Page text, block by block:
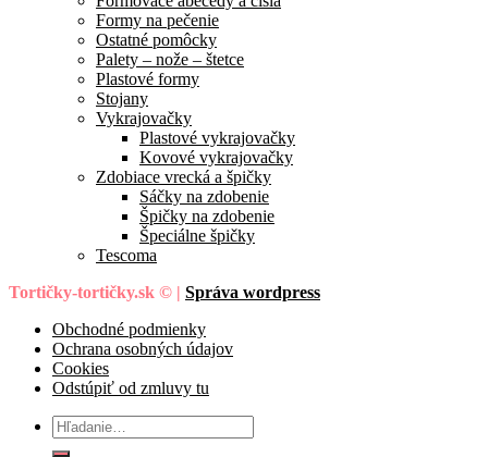
Formy na pečenie
Ostatné pomôcky
Palety – nože – štetce
Plastové formy
Stojany
Vykrajovačky
Plastové vykrajovačky
Kovové vykrajovačky
Zdobiace vrecká a špičky
Sáčky na zdobenie
Špičky na zdobenie
Špeciálne špičky
Tescoma
Tortičky-tortičky.sk © | Správa wordpress
Obchodné podmienky
Ochrana osobných údajov
Cookies
Odstúpiť od zmluvy tu
Hľadať: